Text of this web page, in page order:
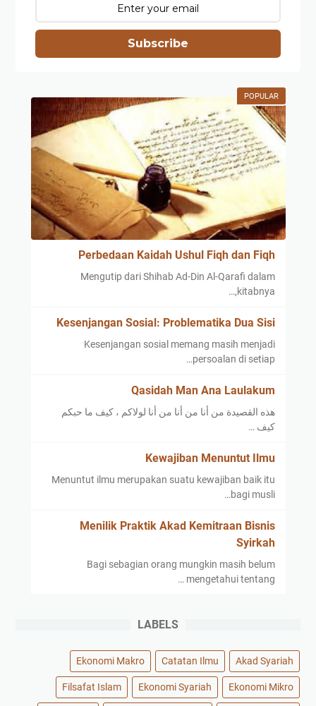
Subscribe
POPULAR
Perbedaan Kaidah Ushul Fiqh dan Fiqh
Mengutip dari Shihab Ad-Din Al-Qarafi dalam
kitabnya,…
Kesenjangan Sosial: Problematika Dua Sisi
Kesenjangan sosial memang masih menjadi
persoalan di setiap…
Qasidah Man Ana Laulakum
هذه القصيدة من أنا من أنا من أنا لولاكم ، كيف ما حبكم
كيف …
Kewajiban Menuntut Ilmu
Menuntut ilmu merupakan suatu kewajiban baik itu
bagi musli…
Menilik Praktik Akad Kemitraan Bisnis
Syirkah
Bagi sebagian orang mungkin masih belum
mengetahui tentang …
LABELS
Akad Syariah
Catatan Ilmu
Ekonomi Makro
Ekonomi Mikro
Ekonomi Syariah
Filsafat Islam